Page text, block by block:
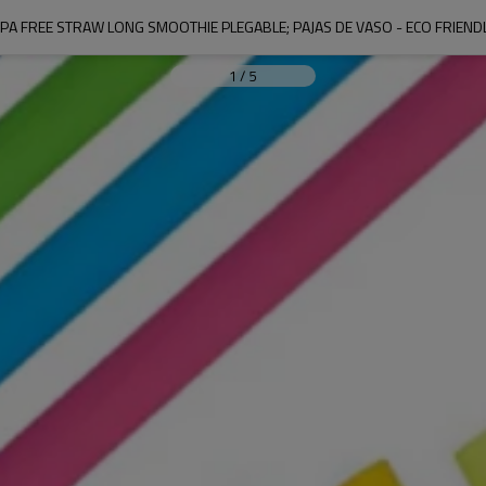
FREE STRAW LONG SMOOTHIE PLEGABLE; PAJAS DE VASO - ECO
1/ 5